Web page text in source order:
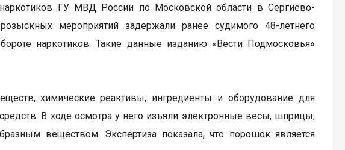
ГУ МВД России по Московской области в Сергиево-
мероприятий задержали ранее судимого 48-летнего
наркотиков. Такие данные изданию «Вести Подмосковья»
химические реактивы, ингредиенты и оборудование для
В ходе осмотра у него изъяли электронные весы, шприцы,
веществом. Экспертиза показала, что порошок является